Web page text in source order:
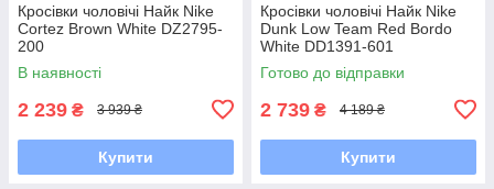
Кросівки чоловічі Найк Nike
Cortez Brown White DZ2795-
200
В наявності
2 239 ₴ 3 939 ₴
Купити
Кросівки чоловічі Найк Nike
Dunk Low Team Red Bordo
White DD1391-601
Готово до відправки
2 739 ₴ 4 189 ₴
Купити